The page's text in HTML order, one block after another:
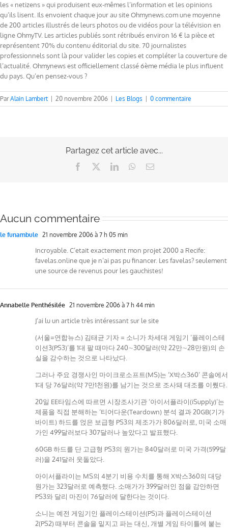
les « netizens » qui produisent eux-mêmes l’information et les opinions
qu’ils lisent. Ils envoient chaque jour au site Ohmynews.com une moyenne
de 200 articles illustrés de leurs photos ou de vidéos pour la télévision en
ligne OhmyTV. Les articles publiés sont rétribués environ 16 € la pièce et
représentent 70% du contenu éditorial du site. 70 journalistes
professionnels sont là pour valider les copies et compléter la couverture de
l’actualité. Ohmynews est officiellement classé 6ème média le plus influent
du pays. Qu’en pensez-vous ?
ParAlain Lambert 20 novembre 2006 Les Blogs 0 commentaire
Partagez cet article avec...
Facebook LinkedInWhatsApp
Email
Aucun commentaire
le funambule 21 novembre 2006 à 7 h 05 min
Incroyable. C’etait exactement mon projet 2000 a Recife:
favelas.online que je n’ai pas pu financer. Les favelas? seulement
une source de revenus pour les gauchistes!
Annabelle Penthésilée 21 novembre 2006 à 7 h 44 min
J’ai lu un article très intéressant sur le site
(서울=연합뉴스) 김태균 기자 = 소니가 차세대 게임기 ‘플레이스테
이션3(PS3)’를 1대 팔 때마다 240∼300달러(약 22만∼28만원)의 손
실을 감수하는 것으로 나타났다.
그러나 주요 경쟁사인 마이크로소프트(MS)는 ‘X박스360’ 콘솔에서
1대 당 76달러(약 7만1천원)를 남기는 것으로 조사돼 대조를 이뤘다.
20일 EE타임스에 따르면 시장조사기관 ‘아이서플라이(iSupply)’는
제품을 직접 분해하는 ‘티어다운(Teardown) 분석 결과 20GB(기가
바이트) 하드를 얹은 보급형 PS3의 제조가가 806달러로, 미국 소매
가인 499달러보다 307달러나 높았다고 발표했다.
60GB 하드를 단 고급형 PS3의 원가는 840달러로 미국 가격(599달
러)을 241달러 웃돌았다.
아이서플라이는 MS의 4분기 비용 수치를 통해 X박스360의 대당
원가는 323달러로 예측했다. 소매가가 399달러인 점을 감안하면
PS3와 달리 마진이 76달러에 달한다는 것이다.
소니는 예전 게임기인 플레이스테이션(PS)과 플레이스테이션
2(PS2) 때부터 콘솔을 밑지고 파는 대신, 개별 게임 타이틀에 붙는